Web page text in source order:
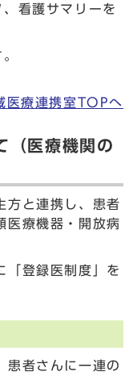
看護サマリーを
医療連携室TOPへ
（医療機関の
方と連携し、患者
医療機器・開放病
「登録医制度」を
患者さんに一連の